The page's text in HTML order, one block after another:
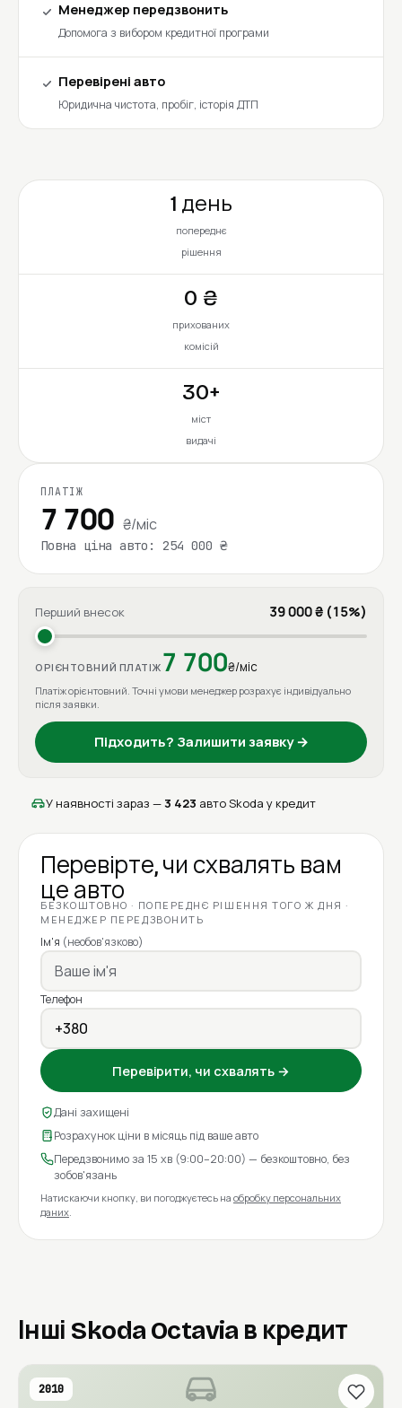
Менеджер передзвонить
Допомога з вибором кредитної програми
Перевірені авто
Юридична чистота, пробіг, історія ДТП
1 день
попереднє
рішення
0 ₴
прихованих
комісій
30+
міст
видачі
ПЛАТІЖ
7 700 ₴/міс
Повна ціна авто: 254 000 ₴
Перший внесок 39 000 ₴ (15%)
ОРІЄНТОВНИЙ ПЛАТІЖ 7 700₴/міс
Платіж орієнтовний. Точні умови менеджер розрахує індивідуально
після заявки.
Підходить? Залишити заявку →
У наявності зараз — 3 423 авто Skoda у кредит
Перевірте, чи схвалять вам
це авто
БЕЗКОШТОВНО · ПОПЕРЕДНЄ РІШЕННЯ ТОГО Ж ДНЯ ·
МЕНЕДЖЕР ПЕРЕДЗВОНИТЬ
Ім'я (необов'язково)
Телефон
Перевірити, чи схвалять →
Дані захищені
Розрахунок ціни в місяць під ваше авто
Передзвонимо за 15 хв (9:00–20:00) — безкоштовно, без
зобов'язань
Натискаючи кнопку, ви погоджуєтесь на обробку персональних
даних.
Інші Skoda Octavia в кредит
2010